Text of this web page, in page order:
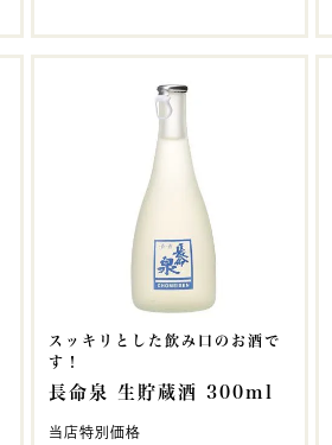
スッキリとした飲み口のお酒で
す！
長命泉 生貯蔵酒 300ml
当店特別価格